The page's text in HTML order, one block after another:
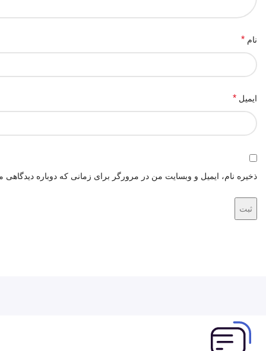
نام *
ایمیل *
ذخیره نام، ایمیل و وبسایت من در مرورگر برای زمانی که دوباره